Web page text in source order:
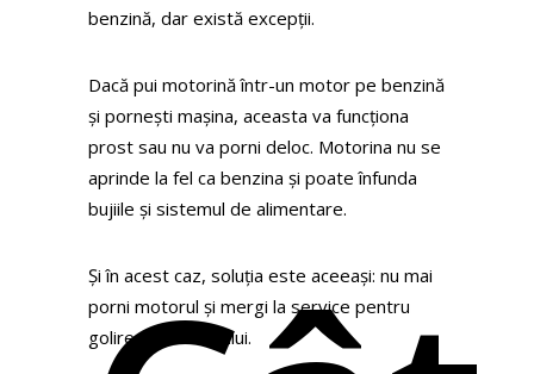
benzină, dar există excepții.
Dacă pui motorină într-un motor pe benzină
și pornești mașina, aceasta va funcționa
prost sau nu va porni deloc. Motorina nu se
aprinde la fel ca benzina și poate înfunda
bujiile și sistemul de alimentare.
Și în acest caz, soluția este aceeași: nu mai
porni motorul și mergi la service pentru
golirea rezervorului.